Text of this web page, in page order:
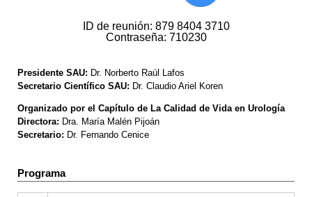
ID de reunión: 879 8404 3710
Contraseña: 710230
Presidente SAU: Dr. Norberto Raúl Lafos
Secretario Científico SAU: Dr. Claudio Ariel Koren
Organizado por el Capítulo de La Calidad de Vida en Urología
Directora: Dra. María Malén Pijoán
Secretario: Dr. Fernando Cenice
Programa